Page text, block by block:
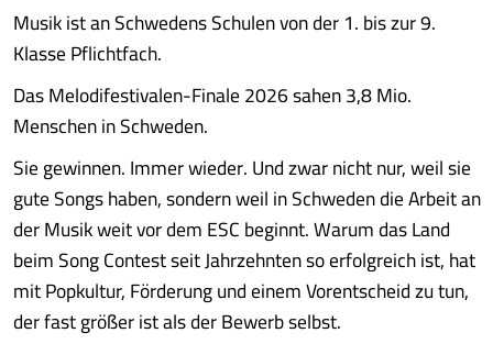
Musik ist an Schwedens Schulen von der 1. bis zur 9.
Klasse Pflichtfach.
Das Melodifestivalen-Finale 2026 sahen 3,8 Mio.
Menschen in Schweden.
Sie gewinnen. Immer wieder. Und zwar nicht nur, weil sie
gute Songs haben, sondern weil in Schweden die Arbeit an
der Musik weit vor dem ESC beginnt. Warum das Land
beim Song Contest seit Jahrzehnten so erfolgreich ist, hat
mit Popkultur, Förderung und einem Vorentscheid zu tun,
der fast größer ist als der Bewerb selbst.